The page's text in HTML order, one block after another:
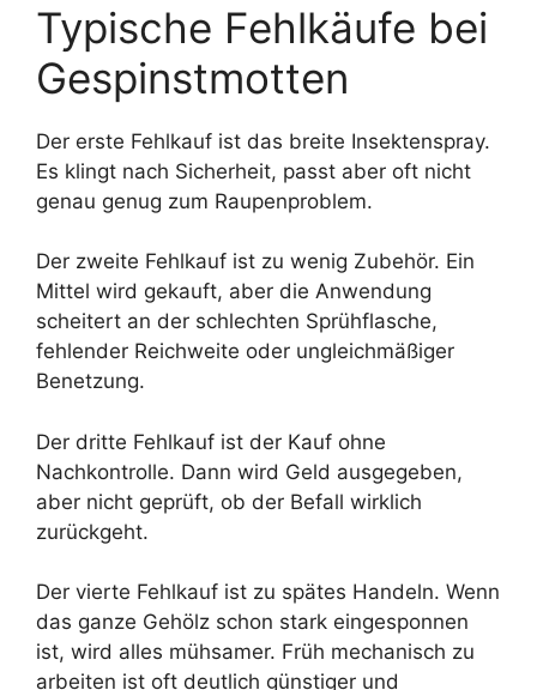
Typische Fehlkäufe bei
Gespinstmotten
Der erste Fehlkauf ist das breite Insektenspray.
Es klingt nach Sicherheit, passt aber oft nicht
genau genug zum Raupenproblem.
Der zweite Fehlkauf ist zu wenig Zubehör. Ein
Mittel wird gekauft, aber die Anwendung
scheitert an der schlechten Sprühflasche,
fehlender Reichweite oder ungleichmäßiger
Benetzung.
Der dritte Fehlkauf ist der Kauf ohne
Nachkontrolle. Dann wird Geld ausgegeben,
aber nicht geprüft, ob der Befall wirklich
zurückgeht.
Der vierte Fehlkauf ist zu spätes Handeln. Wenn
das ganze Gehölz schon stark eingesponnen
ist, wird alles mühsamer. Früh mechanisch zu
arbeiten ist oft deutlich günstiger und